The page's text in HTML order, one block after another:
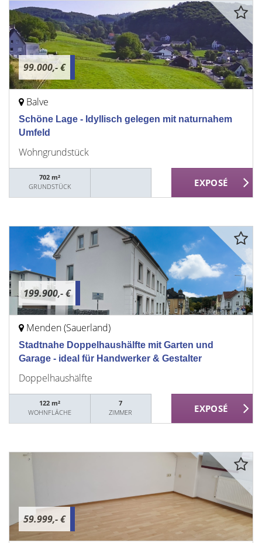
99.000,- €
Balve
Schöne Lage - Idyllisch gelegen mit naturnahem
Umfeld
Wohngrundstück
702 m²
GRUNDSTÜCK
199.900,- €
Menden (Sauerland)
Stadtnahe Doppelhaushälfte mit Garten und
Garage - ideal für Handwerker & Gestalter
Doppelhaushälfte
122 m²
WOHNFLÄCHE
7
ZIMMER
59.999,- €